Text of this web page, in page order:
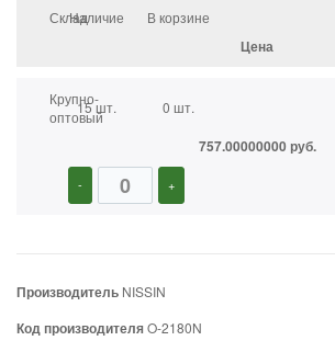
СкладНаличие В корзине
Цена
Крупно-
оптовый
15 шт. 0 шт.
757.00000000 руб.
- +
Производитель NISSIN
Код производителяO-2180N